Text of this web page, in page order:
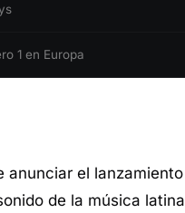
1 en Europa
anunciar el
de la música